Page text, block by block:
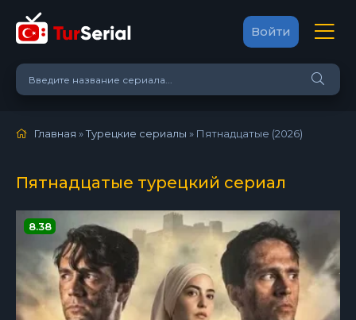
Войти
Главная »Турецкие сериалы » Пятнадцатые (2026)
Пятнадцатые турецкий сериал
8.38